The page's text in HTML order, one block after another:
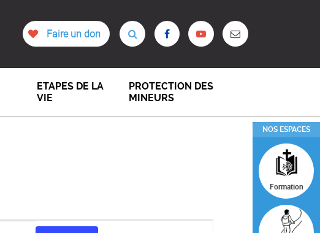
Faire un don
ETAPES DE LA
VIE
PROTECTION DES
MINEURS
NOS ESPACES
Formation